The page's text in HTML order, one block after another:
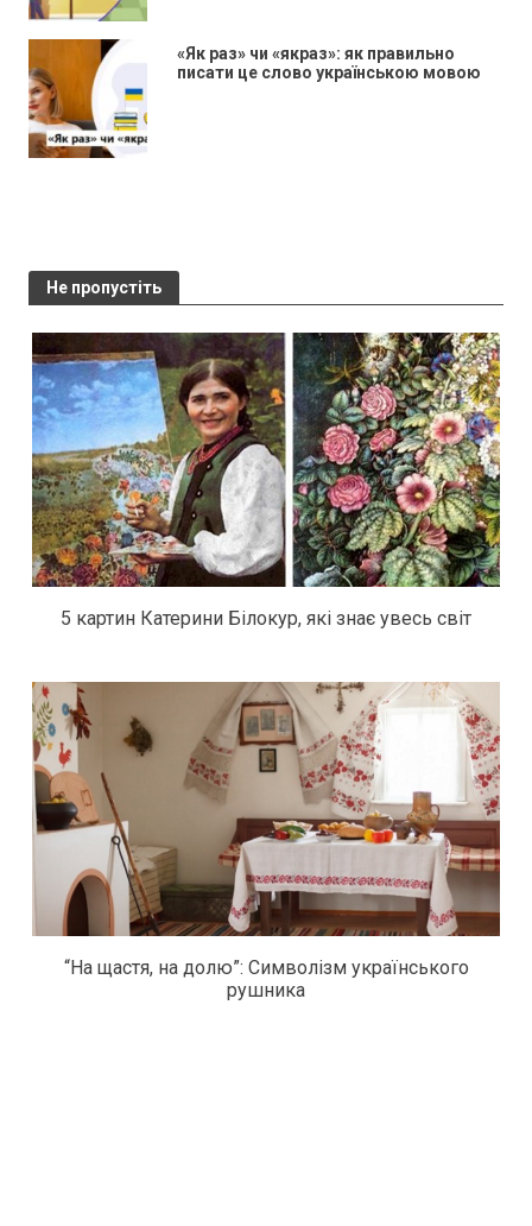
«Як раз» чи «якраз»: як правильно
писати це слово українською мовою
Не пропустіть
5 картин Катерини Білокур, які знає увесь світ
“На щастя, на долю”: Символізм українського
рушника